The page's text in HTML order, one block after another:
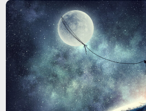
Sonhos, desejos… realidade!